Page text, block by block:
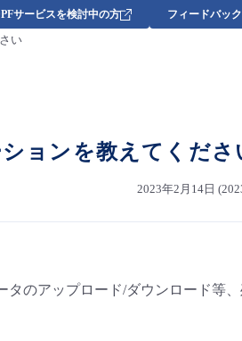
サービスを検討中の方 フィードバッ
い
ョンを教えてくださ
2023年2月14日
タのアップロード/ダウンロード等